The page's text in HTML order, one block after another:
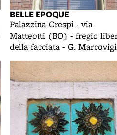
BELLE EPOQUE
Palazzina Crespi - via
Matteotti (BO) - fregio
della facciata - G. Marcovigi